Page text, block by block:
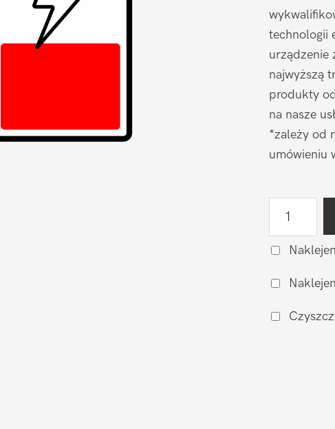
technologii
urządzenie
najwyższą
produkty
na nasze
*zależy od
umówieniu
baterii
oryginalną